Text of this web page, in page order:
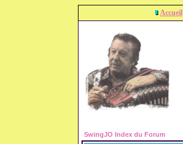
Accueil
SwingJO Index du Forum